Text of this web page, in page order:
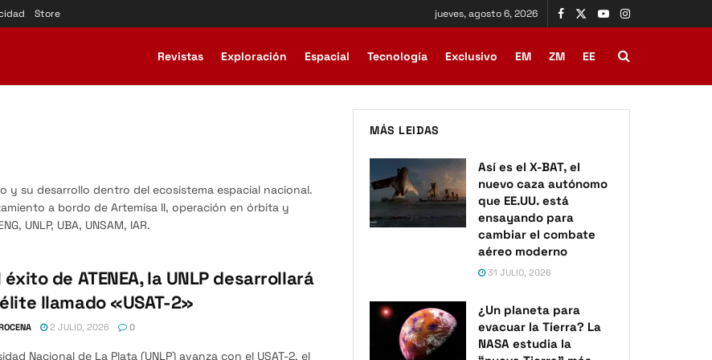
Store jueves, agosto 6, 2026
Revistas Exploración Espacial Tecnología Exclusivo EM ZM EE
y su desarrollo dentro del ecosistema espacial nacional.
a bordo de Artemisa II, operación en órbita y
UNLP, UBA, UNSAM, IAR.
éxito de ATENEA, la UNLP desarrollará
llamado «USAT-2»
2 JULIO, 2026 0
Nacional de La Plata (UNLP) avanza con el USAT-2, el
MÁS LEIDAS
Así es el X-BAT, el
nuevo caza autónomo
que EE.UU. está
ensayando para
cambiar el combate
aéreo moderno
31 JULIO, 2026
¿Un planeta para
evacuar la Tierra? La
NASA estudia la